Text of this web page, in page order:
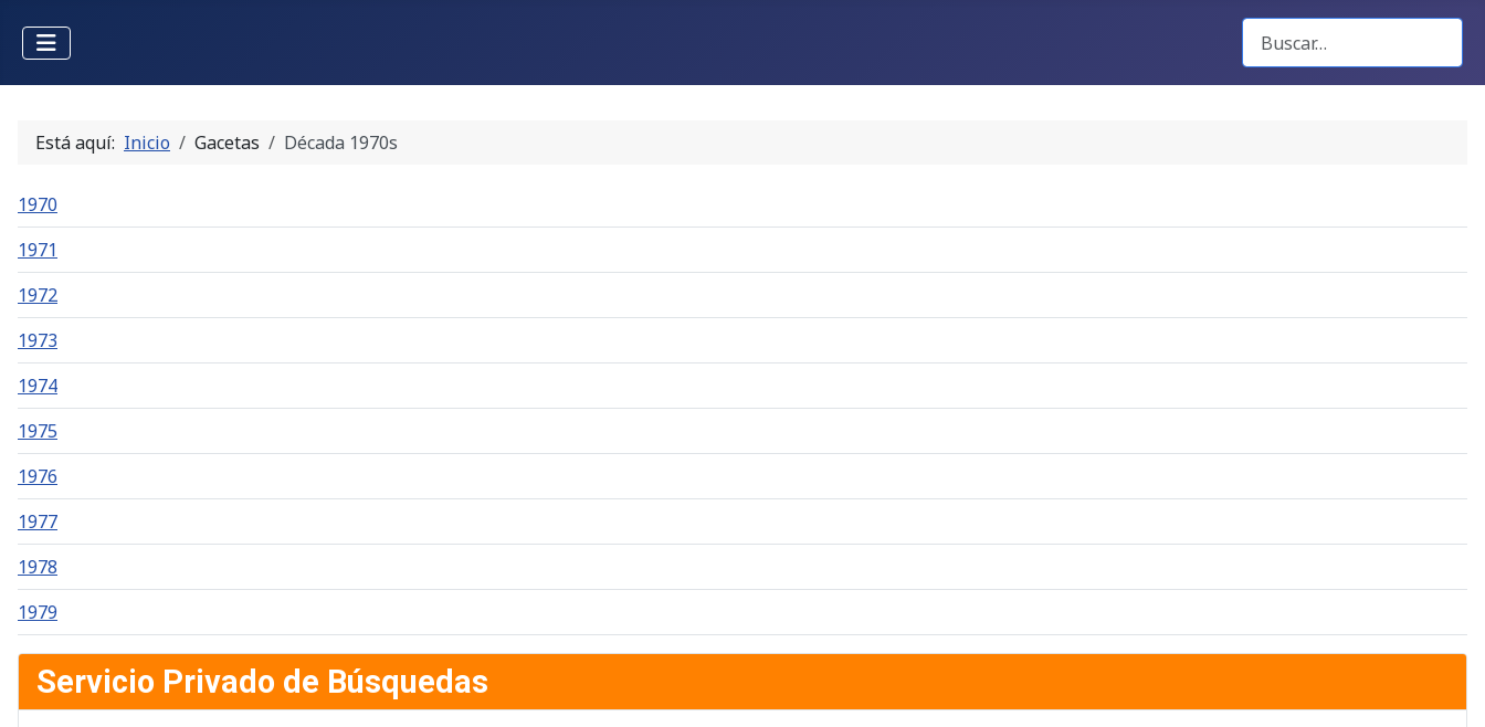
Buscar Gacetas
Está aquí: Inicio Gacetas Década 1970s
1970
1971
1972
1973
1974
1975
1976
1977
1978
1979
Servicio Privado de Búsquedas